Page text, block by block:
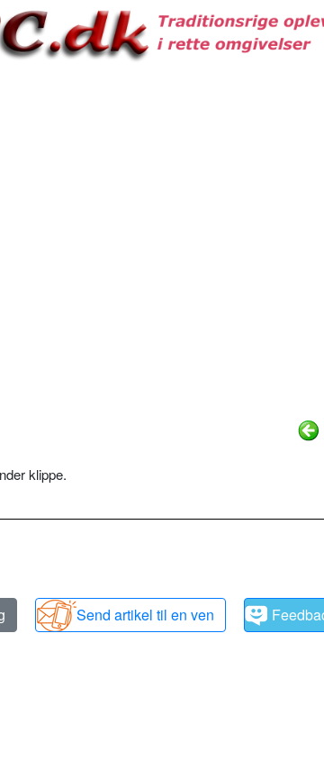
klippe.
Send artikel til en ven